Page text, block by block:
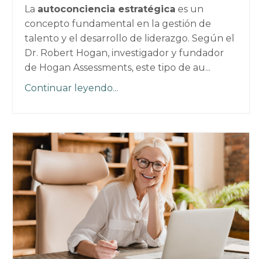
La autoconciencia estratégica es un
concepto fundamental en la gestión de
talento y el desarrollo de liderazgo. Según el
Dr. Robert Hogan, investigador y fundador
de Hogan Assessments, este tipo de au...
Continuar leyendo...